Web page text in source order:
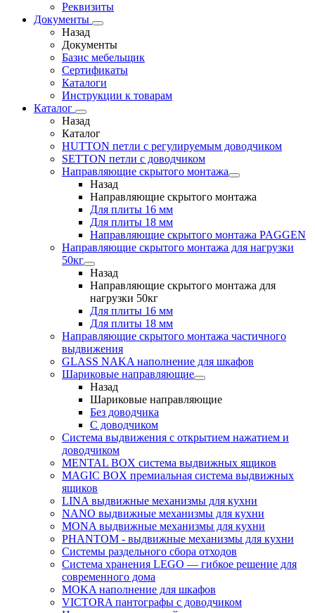
Реквизиты
Документы
Назад
Документы
Базис мебельщик
Сертификаты
Каталоги
Инструкции к товарам
Каталог
Назад
Каталог
HUTTON петли с регулируемым доводчиком
SETTON петли с доводчиком
Направляющие скрытого монтажа
Назад
Направляющие скрытого монтажа
Для плиты 16 мм
Для плиты 18 мм
Направляющие скрытого монтажа PAGGEN
Направляющие скрытого монтажа для нагрузки
50кг
Назад
Направляющие скрытого монтажа для
нагрузки 50кг
Для плиты 16 мм
Для плиты 18 мм
Направляющие скрытого монтажа частичного
выдвижения
GLASS NAKA наполнение для шкафов
Шариковые направляющие
Назад
Шариковые направляющие
Без доводчика
С доводчиком
Система выдвижения с открытием нажатием и
доводчиком
MENTAL BOX система выдвижных ящиков
MAGIC BOX премиальная система выдвижных
ящиков
LINA выдвижные механизмы для кухни
NANO выдвижные механизмы для кухни
MONA выдвижные механизмы для кухни
PHANTOM - выдвижные механизмы для кухни
Системы раздельного сбора отходов
Система хранения LEGO — гибкое решение для
современного дома
MOKA наполнение для шкафов
VICTORA пантографы с доводчиком